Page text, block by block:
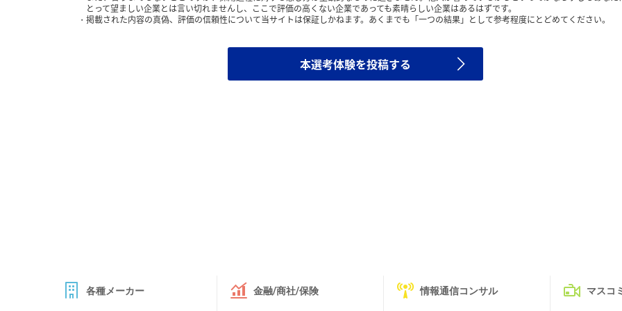
とって望ましい企業とは言い切れませんし、ここで評価の高くない企業であっても素晴らしい企業はあるはずです。
掲載された内容の真偽、評価の信頼性について当サイトは保証しかねます。あくまでも「一つの結果」として参考程度にとどめてください。
本選考体験を投稿する
各種メーカー 金融/商社/保険 情報通信コンサル マスコ